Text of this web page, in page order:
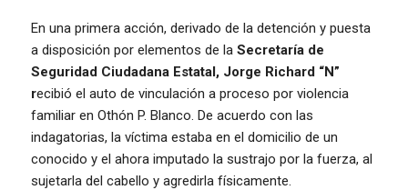
En una primera acción, derivado de la detención y puesta
a disposición por elementos de la Secretaría de
Seguridad Ciudadana Estatal, Jorge Richard “N”
recibió el auto de vinculación a proceso por violencia
familiar en Othón P. Blanco. De acuerdo con las
indagatorias, la víctima estaba en el domicilio de un
conocido y el ahora imputado la sustrajo por la fuerza, al
sujetarla del cabello y agredirla físicamente.